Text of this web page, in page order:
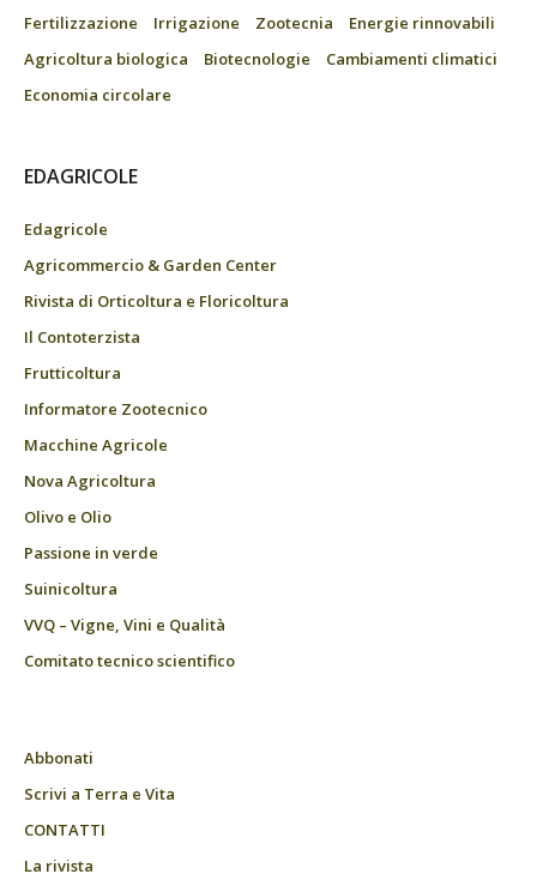
Fertilizzazione
Irrigazione Zootecnia
Energie rinnovabili
Agricoltura biologica
Biotecnologie
Cambiamenti climatici
Economia circolare
EDAGRICOLE
Edagricole
Agricommercio & Garden Center
Rivista di Orticoltura e Floricoltura
Il Contoterzista
Frutticoltura
Informatore Zootecnico
Macchine Agricole
Nova Agricoltura
Olivo e Olio
Passione in verde
Suinicoltura
VVQ – Vigne, Vini e Qualità
Comitato tecnico scientifico
Abbonati
Scrivi a Terra e Vita
CONTATTI
La rivista